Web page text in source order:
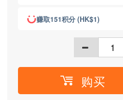
赚取151积分 (HK$1)
购买